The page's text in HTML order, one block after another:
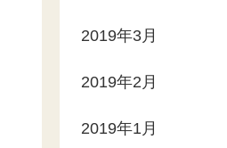
2019年3月
2019年2月
2019年1月